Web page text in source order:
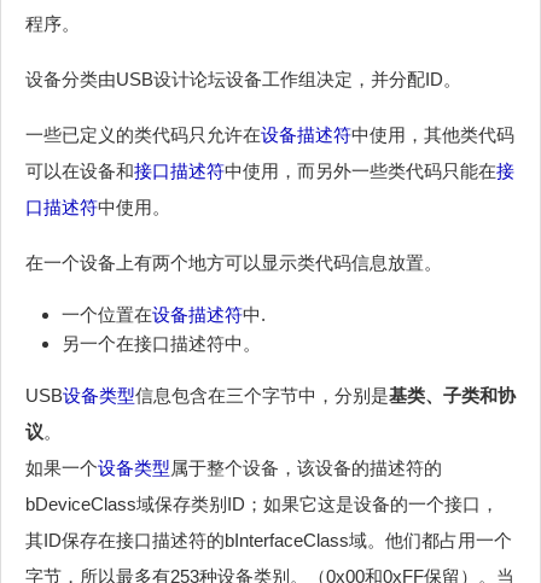
程序。
设备分类由USB设计论坛设备工作组决定，并分配ID。
一些已定义的类代码只允许在设备描述符中使用，其他类代码
可以在设备和接口描述符中使用，而另外一些类代码只能在接
口描述符中使用。
在一个设备上有两个地方可以显示类代码信息放置。
一个位置在设备描述符中.
另一个在接口描述符中。
USB设备类型信息包含在三个字节中，分别是基类、子类和协
议。
如果一个设备类型属于整个设备，该设备的描述符的
bDeviceClass域保存类别ID；如果它这是设备的一个接口，
其ID保存在接口描述符的bInterfaceClass域。他们都占用一个
字节，所以最多有253种设备类别。（0x00和0xFF保留）。当